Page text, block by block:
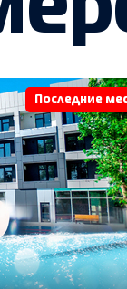
Последние